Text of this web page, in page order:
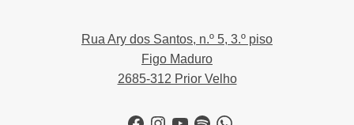
Rua Ary dos Santos, n.º 5, 3.º piso
Figo Maduro
2685-312 Prior Velho
Facebook
Instagram
YouTube
SpotifyWhatsApp